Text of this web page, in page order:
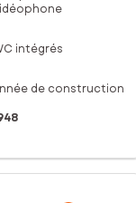
intégrés
de construction